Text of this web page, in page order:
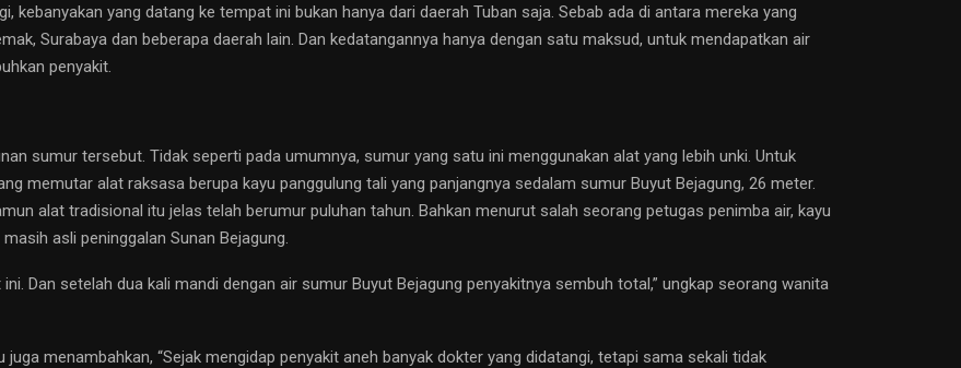
kebanyakan yang datang ke tempat ini bukan hanya dari daerah Tuban saja. Sebab ada di antara mereka yang
Surabaya dan beberapa daerah lain. Dan kedatangannya hanya dengan satu maksud, untuk mendapatkan air
penyakit.
sumur tersebut. Tidak seperti pada umumnya, sumur yang satu ini menggunakan alat yang lebih unki. Untuk
memutar alat raksasa berupa kayu panggulung tali yang panjangnya sedalam sumur Buyut Bejagung, 26 meter.
alat tradisional itu jelas telah berumur puluhan tahun. Bahkan menurut salah seorang petugas penimba air, kayu
asli peninggalan Sunan Bejagung.
Dan setelah dua kali mandi dengan air sumur Buyut Bejagung penyakitnya sembuh total,” ungkap seorang wanita
menambahkan, “Sejak mengidap penyakit aneh banyak dokter yang didatangi, tetapi sama sekali tidak